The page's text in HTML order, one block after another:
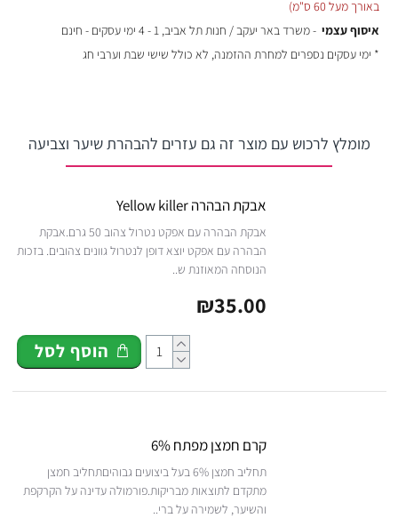
באורך מעל 60 ס"מ)
איסוף עצמי - משרד באר יעקב / חנות תל אביב, 1 - 4 ימי עסקים - חינם
* ימי עסקים נספרים למחרת ההזמנה, לא כולל שישי שבת וערבי חג
מומלץ לרכוש עם מוצר זה גם עזרים להבהרת שיער וצביעה
אבקת הבהרה Yellow killer
אבקת הבהרה עם אפקט נטרול צהוב 50 גרם.אבקת
הבהרה עם אפקט יוצא דופן לנטרול גוונים צהובים. בזכות
הנוסחה המאוזנת ש..
₪35.00
הוסף לסל
קרם חמצן מפתח 6%
תחליב חמצן 6% בעל ביצועים גבוהיםתחליב חמצן
מתקדם לתוצאות מבריקות.פורמולה עדינה על הקרקפת
והשיער, לשמירה על ברי..